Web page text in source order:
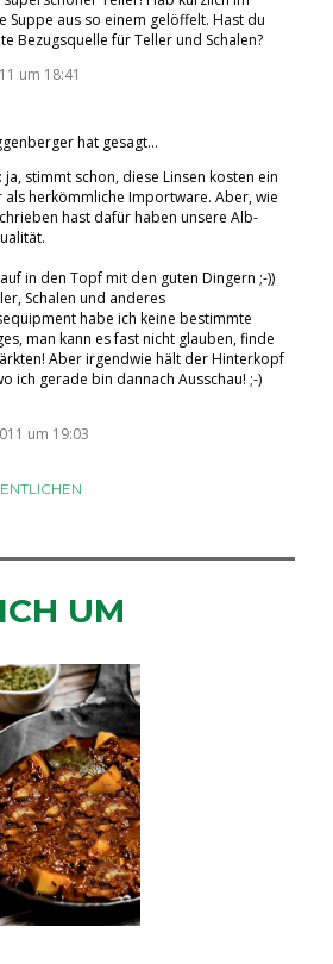
Suppe aus so einem gelöffelt. Hast du
Bezugsquelle für Teller und Schalen?
um 18:41
hat gesagt…
ja, stimmt schon, diese Linsen kosten ein
als herkömmliche Importware. Aber, wie
hast dafür haben unsere Alb-
in den Topf mit den guten Dingern ;-))
Schalen und anderes
habe ich keine bestimmte
man kann es fast nicht glauben, finde
Aber irgendwie hält der Hinterkopf
ich gerade bin dannach Ausschau! ;-)
um 19:03
UM